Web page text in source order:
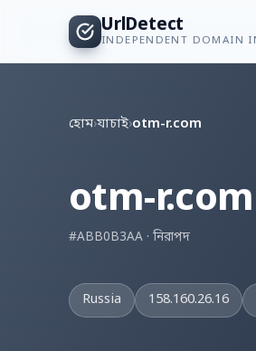
UrlDetect
হোম›যাচাই›otm-r.com
otm-r.com
#ABB0B3AA · নিরাপদ
Russia 158.160.26.16